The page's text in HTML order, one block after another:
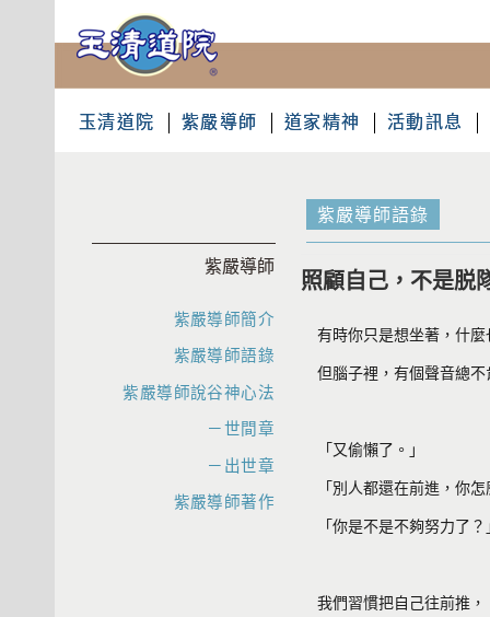
玉清道院 紫嚴導師 道家精神 活動訊息
紫嚴導師語錄
照顧自己，不是脱
有時你只是想坐著，什
但腦子裡，有個聲音總
「又偷懶了。」
「別人都還在前進，你
「你是不是不夠努力了？
我們習慣把自己往前推，
紫嚴導師
紫嚴導師簡介
紫嚴導師語錄
紫嚴導師說谷神心法
－世間章
－出世章
紫嚴導師著作